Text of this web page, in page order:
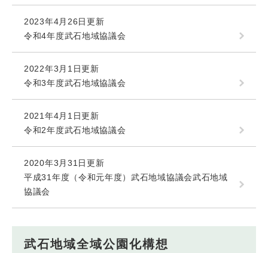
2023年4月26日更新
令和4年度武石地域協議会
2022年3月1日更新
令和3年度武石地域協議会
2021年4月1日更新
令和2年度武石地域協議会
2020年3月31日更新
平成31年度（令和元年度）武石地域協議会武石地域
協議会
武石地域全域公園化構想